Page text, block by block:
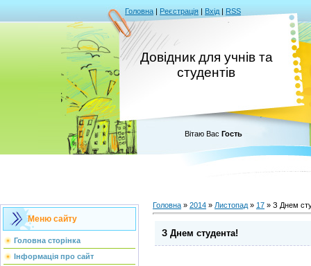
Головна | Реєстрація | Вхід | RSS
Довідник для учнів та
студентів
Вітаю Вас Гость
Меню сайту
Головна сторінка
Інформація про сайт
Головна » 2014 » Листопад » 17 » З Днем
З Днем студента!